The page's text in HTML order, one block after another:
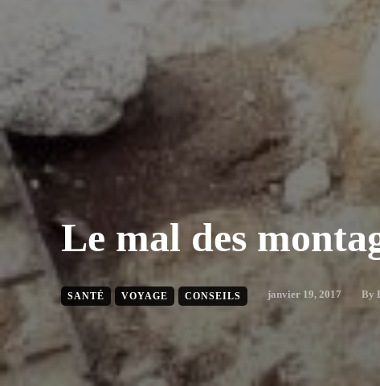
Le mal des
SANTÉ VOYAGE CONSEILS janvier 19, 2017 By